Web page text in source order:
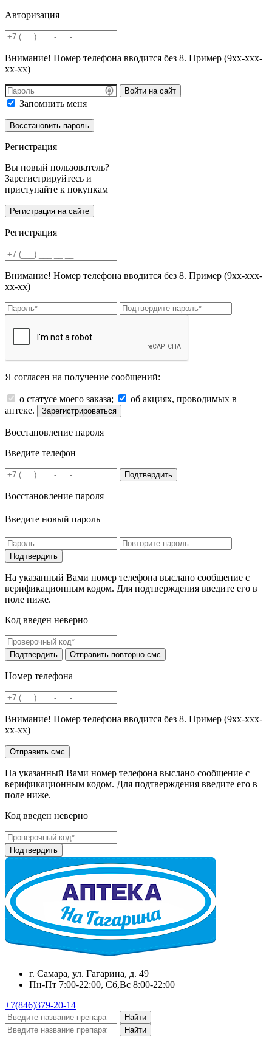
Авторизация
Внимание! Номер телефона вводится без 8. Пример (9хх-ххх-
хх-хх)
Войти на сайт
Запомнить меня
Регистрация
Вы новый пользователь?
Зарегистрируйтесь и
приступайте к покупкам
Регистрация
Внимание! Номер телефона вводится без 8. Пример (9хх-ххх-
хх-хх)
Я согласен на получение сообщений:
о статусе моего заказа;
об акциях, проводимых в
аптеке.
Зарегистрироваться
Восстановление пароля
Введите телефон
Подтвердить
Восстановление пароля
Введите новый пароль
На указанный Вами номер телефона выслано сообщение с
верификационным кодом. Для подтверждения введите его в
поле ниже.
Код введен неверно
Номер телефона
Внимание! Номер телефона вводится без 8. Пример (9хх-ххх-
хх-хх)
На указанный Вами номер телефона выслано сообщение с
верификационным кодом. Для подтверждения введите его в
поле ниже.
Код введен неверно
г. Самара, ул. Гагарина, д. 49
Пн-Пт 7:00-22:00, Сб,Вс 8:00-22:00
+7(846)379-20-14
Найти
Найти